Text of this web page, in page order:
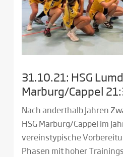
31.10.21: HSG
Marburg/Cappel
Nach anderthalb Jahren
HSG Marburg/Cappel im
vereinstypische
Phasen mit hoher